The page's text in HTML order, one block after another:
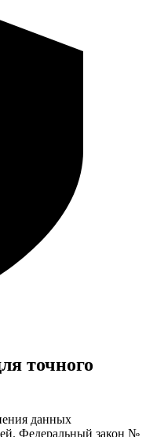
точного
данных
Федеральный закон №